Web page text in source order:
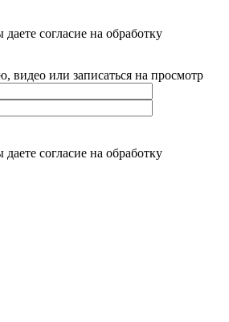
согласие на обработку
видео или записаться на просмотр
согласие на обработку